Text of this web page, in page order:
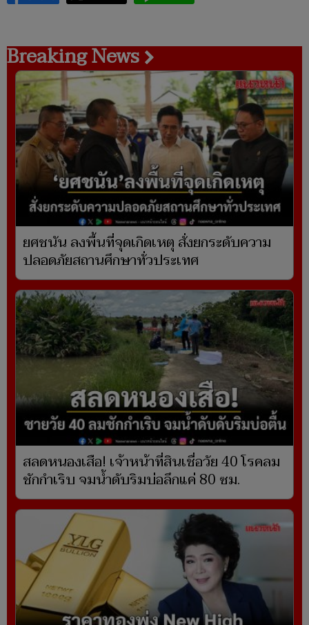
Breaking News
ยศชนัน ลงพื้นที่จุดเกิดเหตุ สั่งยกระดับความ
ปลอดภัยสถานศึกษาทั่วประเทศ
สลดหนองเสือ! เจ้าหน้าที่สินเชื่อวัย 40 โรคลม
ชักกำเริบ จมน้ำดับริมบ่อลึกแค่ 80 ซม.